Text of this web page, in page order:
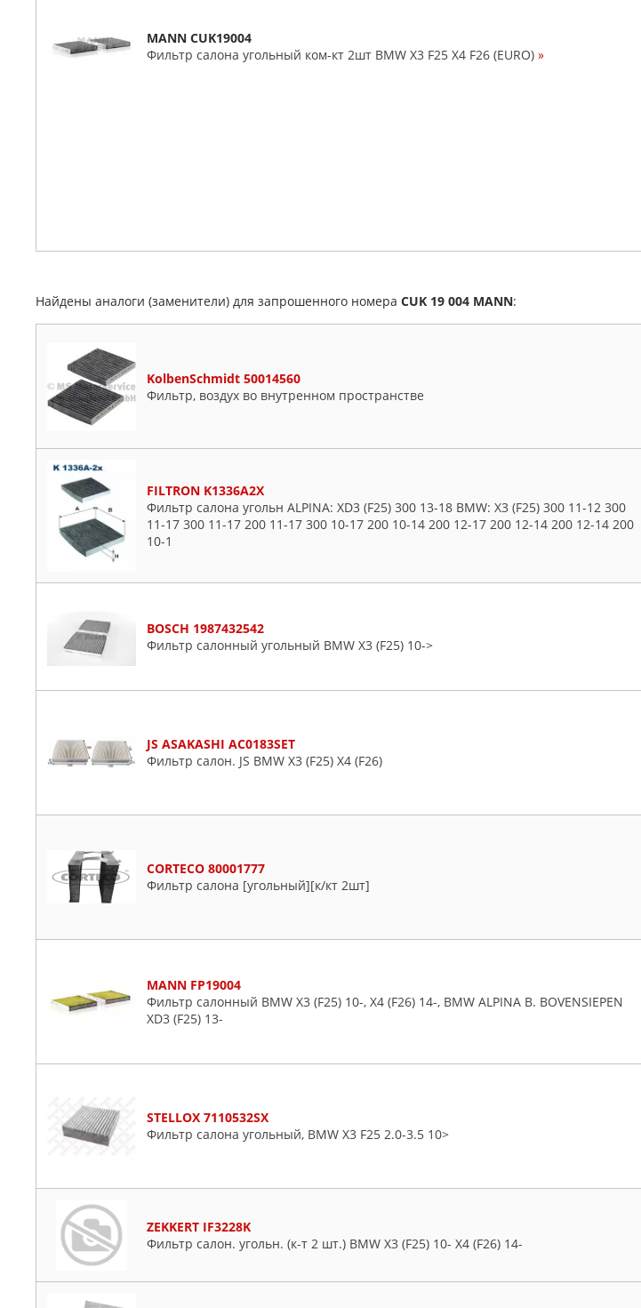
MANN CUK19004
Фильтр салона угольный ком-кт 2шт BMW X3 F25 X4 F26 (EURO) »
Найдены аналоги (заменители) для запрошенного номера CUK 19 004 MANN:
KolbenSchmidt 50014560
Фильтр, воздух во внутренном пространстве
FILTRON K1336A2X
Фильтр салона угольн ALPINA: XD3 (F25) 300 13-18 BMW: X3 (F25) 300 11-12 300
11-17 300 11-17 200 11-17 300 10-17 200 10-14 200 12-17 200 12-14 200 12-14 200
10-1
BOSCH 1987432542
Фильтр салонный угольный BMW X3 (F25) 10->
JS ASAKASHI AC0183SET
Фильтр салон. JS BMW X3 (F25) X4 (F26)
CORTECO 80001777
Фильтр салона [угольный][к/кт 2шт]
MANN FP19004
Фильтр салонный BMW X3 (F25) 10-, X4 (F26) 14-, BMW ALPINA B. BOVENSIEPEN
XD3 (F25) 13-
STELLOX 7110532SX
Фильтр салона угольный, BMW X3 F25 2.0-3.5 10>
ZEKKERT IF3228K
Фильтр салон. угольн. (к-т 2 шт.) BMW X3 (F25) 10- X4 (F26) 14-